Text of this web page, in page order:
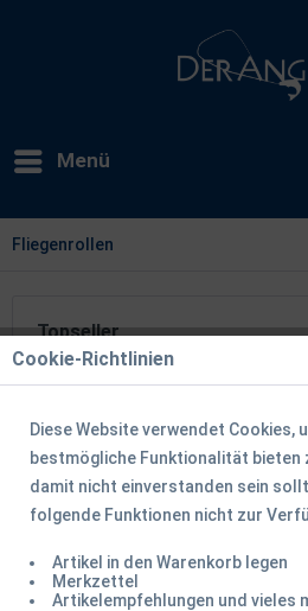
Menü
Fliegenrollen
Topseller
Delphin Fliegenrolle
Cookie-Richtlinien
Diese Website verwendet Cookies,
bestmögliche Funktionalität bieten
damit nicht einverstanden sein
folgende Funktionen nicht zur
Artikel in den Warenkorb legen
Merkzettel
Artikelempfehlungen und vieles